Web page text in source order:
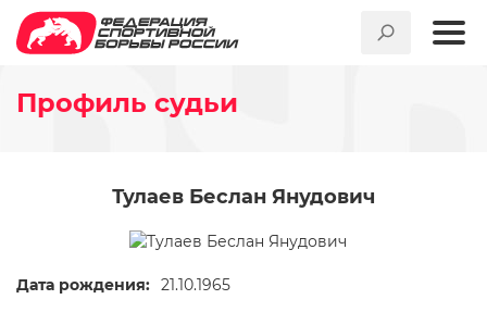
Профиль судьи
Тулаев Беслан Янудович
Дата рождения: 21.10.1965